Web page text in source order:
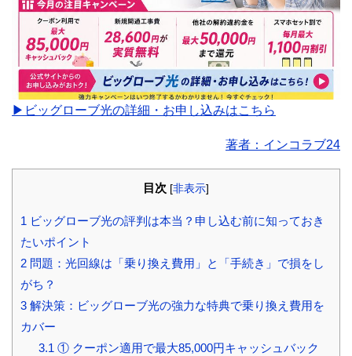
▶ビッグローブ光の詳細・お申し込みはこちら
著者：インコラブ24
目次 [非表示]
1 ビッグローブ光の評判は本当？申し込む前に知っておき
たいポイント
2 問題：光回線は「乗り換え費用」と「手続き」で損をし
がち？
3 解決策：ビッグローブ光の強力な特典で乗り換え費用を
カバー
3.1 ① クーポン適用で最大85,000円キャッシュバック